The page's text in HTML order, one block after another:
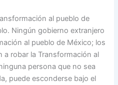
al pueblo de
Ningún gobierno extranjero
al pueblo de México; los
robar la Transformación al
persona que no sea
puede esconderse bajo el